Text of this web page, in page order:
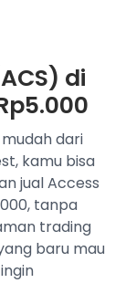
di
dari
kamu bisa
jual Access
tanpa
trading
baru mau